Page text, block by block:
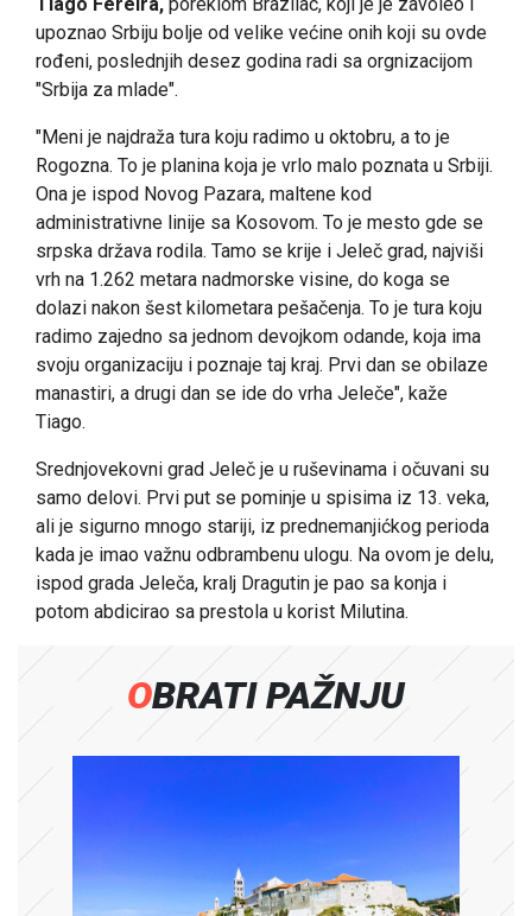
Tiago Fereira, poreklom Brazilac, koji je je zavoleo i
upoznao Srbiju bolje od velike većine onih koji su ovde
rođeni, poslednjih desez godina radi sa orgnizacijom
"Srbija za mlade".
"Meni je najdraža tura koju radimo u oktobru, a to je
Rogozna. To je planina koja je vrlo malo poznata u Srbiji.
Ona je ispod Novog Pazara, maltene kod
administrativne linije sa Kosovom. To je mesto gde se
srpska država rodila. Tamo se krije i Jeleč grad, najviši
vrh na 1.262 metara nadmorske visine, do koga se
dolazi nakon šest kilometara pešačenja. To je tura koju
radimo zajedno sa jednom devojkom odande, koja ima
svoju organizaciju i poznaje taj kraj. Prvi dan se obilaze
manastiri, a drugi dan se ide do vrha Jeleče", kaže
Tiago.
Srednjovekovni grad Jeleč je u ruševinama i očuvani su
samo delovi. Prvi put se pominje u spisima iz 13. veka,
ali je sigurno mnogo stariji, iz prednemanjićkog perioda
kada je imao važnu odbrambenu ulogu. Na ovom je delu,
ispod grada Jeleča, kralj Dragutin je pao sa konja i
potom abdicirao sa prestola u korist Milutina.
OBRATI PAŽNJU